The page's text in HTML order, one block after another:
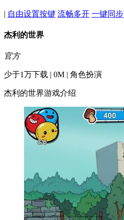
| 自由设置按键 流畅多开 一键同步
杰利的世界
官方
少于1万下载 | 0M | 角色扮演
杰利的世界游戏介绍